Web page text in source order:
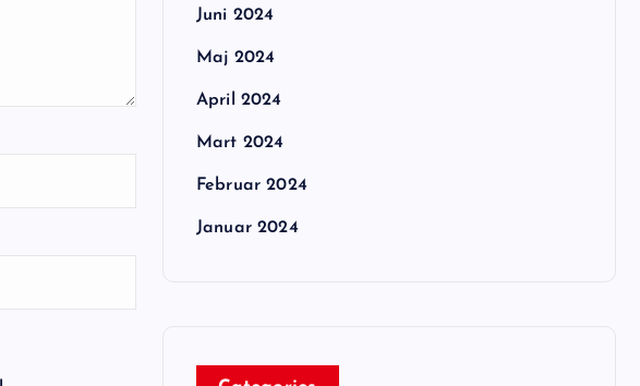
Juni 2024
Maj 2024
April 2024
Mart 2024
Februar 2024
Januar 2024